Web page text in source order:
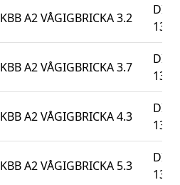
KBB A2 VÅGIGBRICKA 3.2
DIN
137B
KBB A2 VÅGIGBRICKA 3.7
DIN
137B
KBB A2 VÅGIGBRICKA 4.3
DIN
137B
KBB A2 VÅGIGBRICKA 5.3
DIN
137B